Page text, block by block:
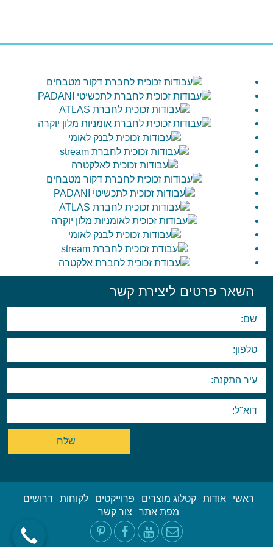
השאר פרטים ליצירת קשר
ראשי אודות קטלוג מוצרים פרוייקטים לקוחות
דרושים
מפת אתר
צור קשר